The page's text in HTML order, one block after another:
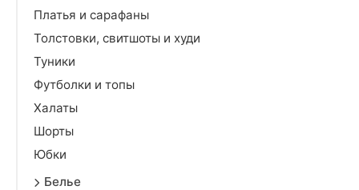
Платья и сарафаны
Толстовки, свитшоты и худи
Туники
Футболки и топы
Халаты
Шорты
Юбки
Белье